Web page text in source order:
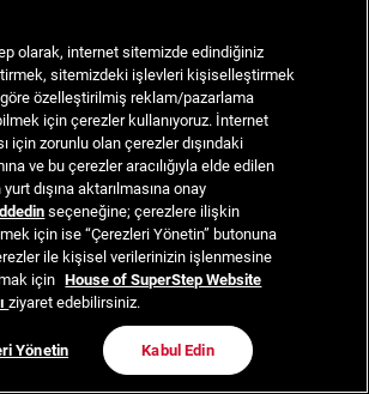
olarak, internet sitemizde edindiğiniz
sitemizdeki işlevleri kişiselleştirmek
göre özelleştirilmiş reklam/pazarlama
için çerezler kullanıyoruz. İnternet
için zorunlu olan çerezler dışındaki
ve bu çerezler aracılığıyla elde edilen
dışına aktarılmasına onay
seçeneğine; çerezlere ilişkin
için ise “Çerezleri Yönetin” butonuna
ile kişisel verilerinizin işlenmesine
için House of SuperStep Website
ziyaret edebilirsiniz.
Yönetin Kabul Edin